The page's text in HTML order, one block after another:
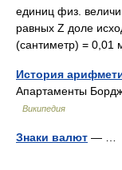
единиц физ.
равных Z доле
(сантиметр) =
История
Апартаменты
Википедия
Знаки валют — …